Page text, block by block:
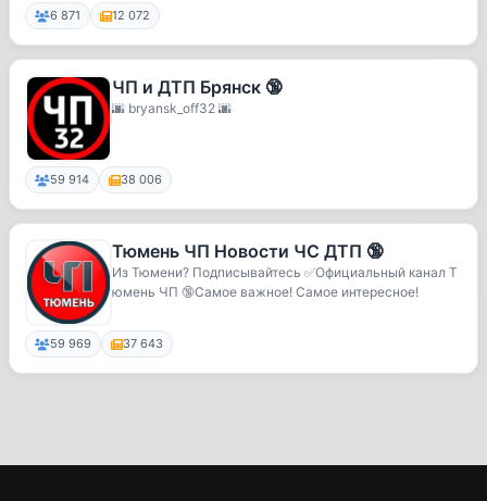
6 871 12 072
ЧП и ДТП Брянск 🔞
🌆 bryansk_off32 🌆
59 914 38 006
Тюмень ЧП Новости ЧС ДТП 🔞
Из Тюмени? Подписывайтесь ✅Официальный канал Т
юмень ЧП 🔞Самое важное! Самое интересное!
59 969 37 643